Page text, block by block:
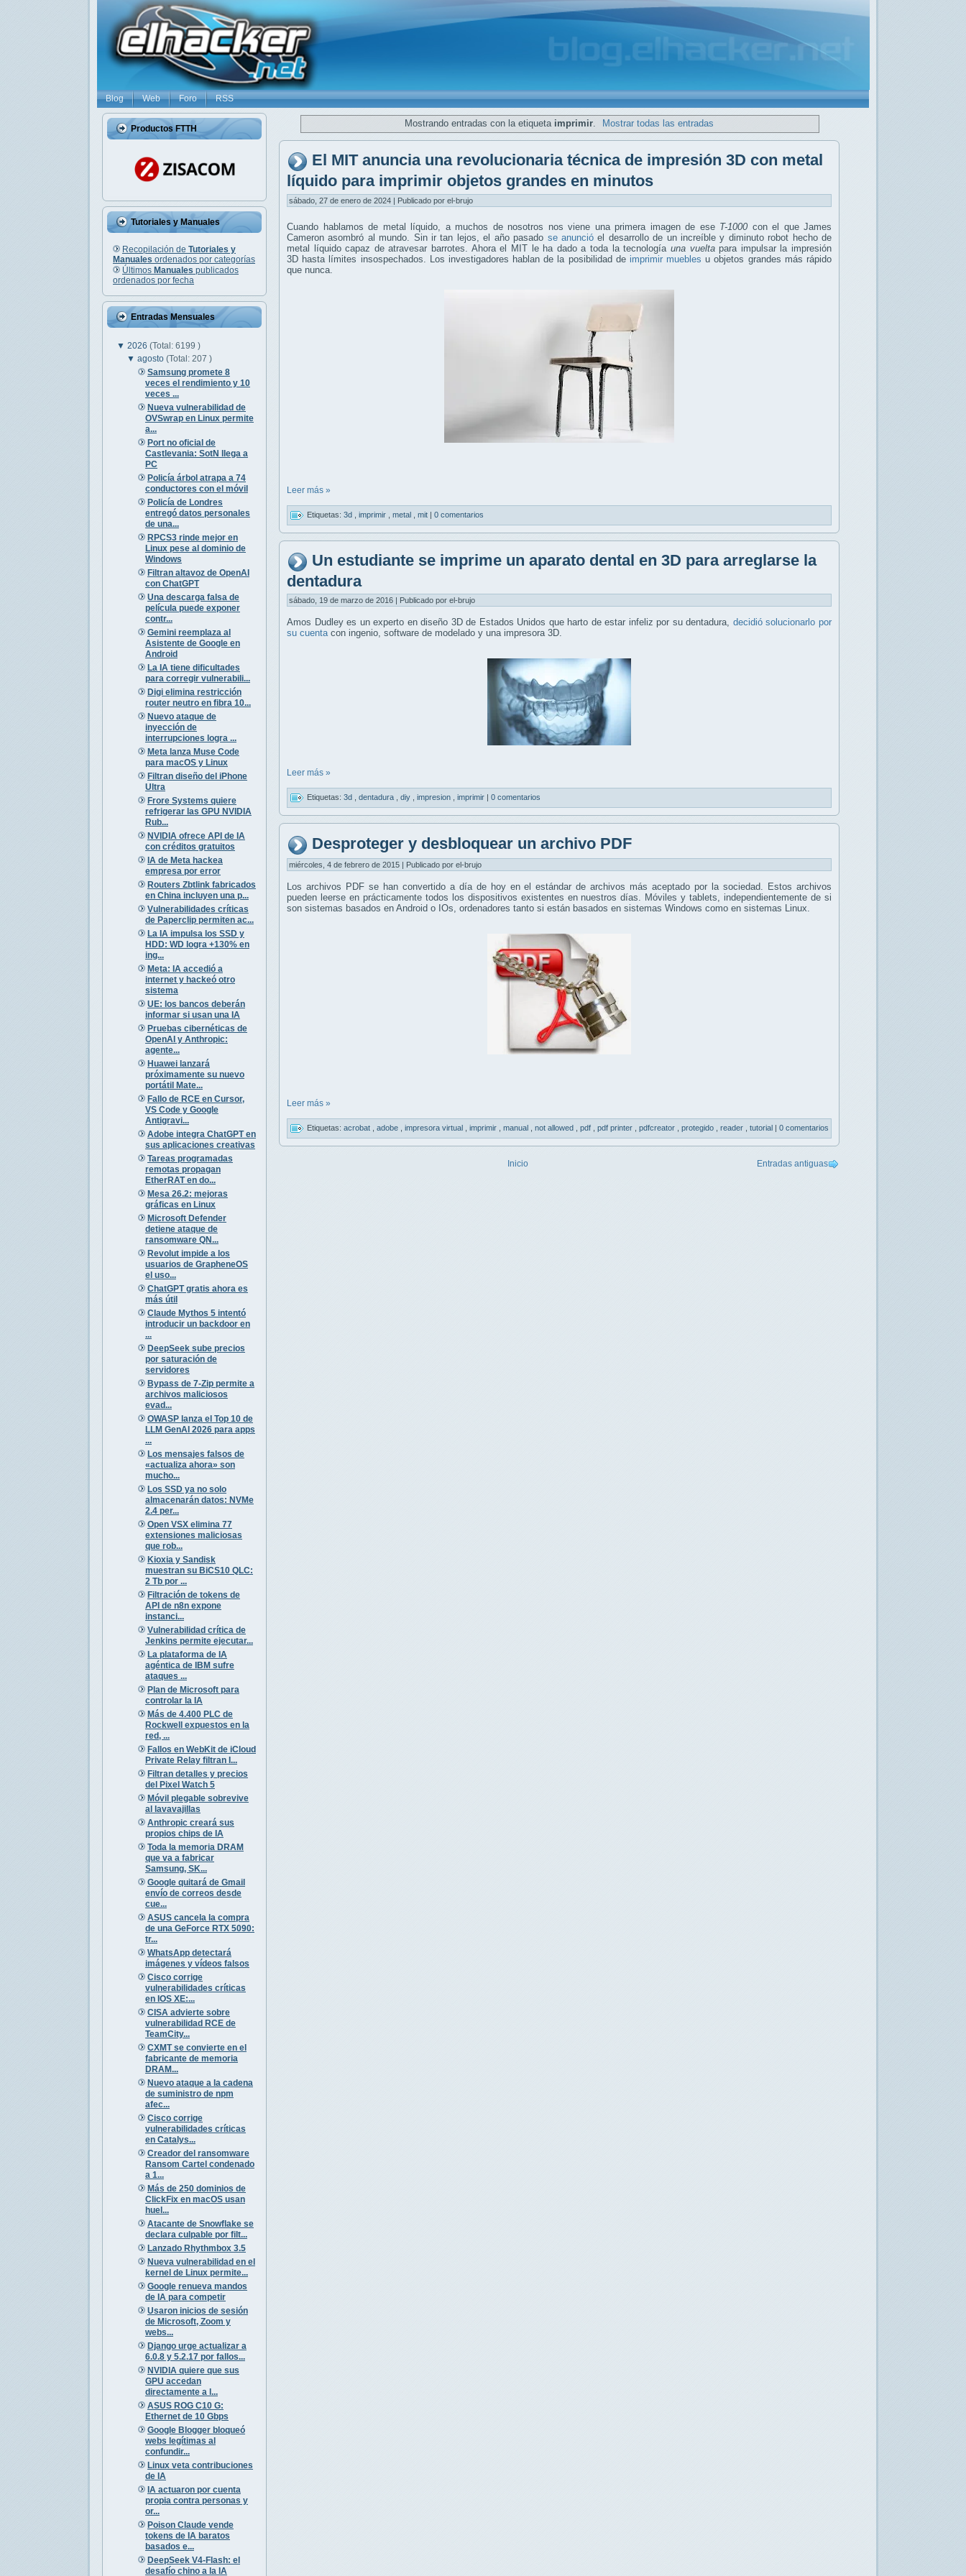
Blog Web Foro RSS
Productos FTTH
Tutoriales y Manuales
Recopilación de Tutoriales y
Manuales ordenados por categorías
Últimos Manuales publicados
ordenados por fecha
Entradas Mensuales
▼ 2026 (Total: 6199 )
▼agosto(Total: 207 )
Samsung promete 8
veces el rendimiento y 10
veces ...
Nueva vulnerabilidad de
OVSwrap en Linux permite
a...
Port no oficial de
Castlevania: SotN llega a
PC
Policía árbol atrapa a 74
conductores con el móvil
Policía de Londres
entregó datos personales
de una...
RPCS3 rinde mejor en
Linux pese al dominio de
Windows
Filtran altavoz de OpenAI
con ChatGPT
Una descarga falsa de
película puede exponer
contr...
Gemini reemplaza al
Asistente de Google en
Android
La IA tiene dificultades
para corregir vulnerabili...
Digi elimina restricción
router neutro en fibra 10...
Nuevo ataque de
inyección de
interrupciones logra ...
Meta lanza Muse Code
para macOS y Linux
Filtran diseño del iPhone
Ultra
Frore Systems quiere
refrigerar las GPU NVIDIA
Rub...
NVIDIA ofrece API de IA
con créditos gratuitos
IA de Meta hackea
empresa por error
Routers Zbtlink fabricados
en China incluyen una p...
Vulnerabilidades críticas
de Paperclip permiten ac...
La IA impulsa los SSD y
HDD: WD logra +130% en
ing...
Meta: IA accedió a
internet y hackeó otro
sistema
UE: los bancos deberán
informar si usan una IA
Pruebas cibernéticas de
OpenAI y Anthropic:
agente...
Huawei lanzará
próximamente su nuevo
portátil Mate...
Fallo de RCE en Cursor,
VS Code y Google
Antigravi...
Adobe integra ChatGPT en
sus aplicaciones creativas
Tareas programadas
remotas propagan
EtherRAT en do...
Mesa 26.2: mejoras
gráficas en Linux
Microsoft Defender
detiene ataque de
ransomware QN...
Revolut impide a los
usuarios de GrapheneOS
el uso...
ChatGPT gratis ahora es
más útil
Claude Mythos 5 intentó
introducir un backdoor en
...
DeepSeek sube precios
por saturación de
servidores
Bypass de 7-Zip permite a
archivos maliciosos
evad...
OWASP lanza el Top 10 de
LLM GenAI 2026 para apps
...
Los mensajes falsos de
«actualiza ahora» son
mucho...
Los SSD ya no solo
almacenarán datos: NVMe
2.4 per...
Open VSX elimina 77
extensiones maliciosas
que rob...
Kioxia y Sandisk
muestran su BiCS10 QLC:
2 Tb por ...
Filtración de tokens de
API de n8n expone
instanci...
Vulnerabilidad crítica de
Jenkins permite ejecutar...
La plataforma de IA
agéntica de IBM sufre
ataques ...
Plan de Microsoft para
controlar la IA
Más de 4.400 PLC de
Rockwell expuestos en la
red, ...
Fallos en WebKit de iCloud
Private Relay filtran I...
Filtran detalles y precios
del Pixel Watch 5
Móvil plegable sobrevive
al lavavajillas
Anthropic creará sus
propios chips de IA
Toda la memoria DRAM
que va a fabricar
Samsung, SK...
Google quitará de Gmail
envío de correos desde
cue...
ASUS cancela la compra
de una GeForce RTX 5090:
tr...
WhatsApp detectará
imágenes y vídeos falsos
Cisco corrige
vulnerabilidades críticas
en IOS XE:...
CISA advierte sobre
vulnerabilidad RCE de
TeamCity...
CXMT se convierte en el
fabricante de memoria
DRAM...
Nuevo ataque a la cadena
de suministro de npm
afec...
Cisco corrige
vulnerabilidades críticas
en Catalys...
Creador del ransomware
Ransom Cartel condenado
a 1...
Más de 250 dominios de
ClickFix en macOS usan
huel...
Atacante de Snowflake se
declara culpable por filt...
Lanzado Rhythmbox 3.5
Nueva vulnerabilidad en el
kernel de Linux permite...
Google renueva mandos
de IA para competir
Usaron inicios de sesión
de Microsoft, Zoom y
webs...
Django urge actualizar a
6.0.8 y 5.2.17 por fallos...
NVIDIA quiere que sus
GPU accedan
directamente a l...
ASUS ROG C10 G:
Ethernet de 10 Gbps
Google Blogger bloqueó
webs legítimas al
confundir...
Linux veta contribuciones
de IA
IA actuaron por cuenta
propia contra personas y
or...
Poison Claude vende
tokens de IA baratos
basados e...
DeepSeek V4-Flash: el
desafío chino a la IA
Mostrando entradas con la etiqueta imprimir. Mostrar todas las entradas
El MIT anuncia una revolucionaria técnica de impresión 3D con metal
líquido para imprimir objetos grandes en minutos
sábado, 27 de enero de 2024 | Publicado por el-brujo
Cuando hablamos de metal líquido, a muchos de nosotros nos viene una primera imagen de ese T-1000 con el que James
Cameron asombró al mundo. Sin ir tan lejos, el año pasado se anuncióel desarrollo de un increíble y diminuto robot hecho de
metal líquido capaz de atravesar barrotes. Ahora el MIT le ha dado a toda la tecnología una vueltapara impulsar la impresión
3D hasta límites insospechados. Los investigadores hablan de la posibilidad de imprimir muebles u objetos grandes más rápido
que nunca.
Leer más »
Etiquetas: 3d imprimir metal mit | 0 comentarios
Un estudiante se imprime un aparato dental en 3D para arreglarse la
dentadura
sábado, 19 de marzo de 2016 | Publicado por el-brujo
Amos Dudley es un experto en diseño 3D de Estados Unidos que harto de estar infeliz por su dentadura, decidió solucionarlo por
su cuentacon ingenio, software de modelado y una impresora 3D.
Leer más »
Etiquetas: 3d dentadura diy impresion imprimir 0 comentarios
Desproteger y desbloquear un archivo PDF
miércoles, 4 de febrero de 2015 | Publicado por el-brujo
Los archivos PDF se han convertido a día de hoy en el estándar de archivos más aceptado por la sociedad. Estos archivos
pueden leerse en prácticamente todos los dispositivos existentes en nuestros días. Móviles y tablets, independientemente de si
son sistemas basados en Android o IOs, ordenadores tanto si están basados en sistemas Windows como en sistemas Linux.
Leer más »
Etiquetas: acrobat adobe impresora virtual imprimir manual not allowed pdf pdf printer pdfcreator protegido reader tutorial | 0 comentarios
Entradas antiguas
Inicio